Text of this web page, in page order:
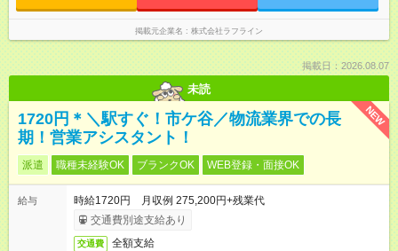
掲載元企業名 株式会社ラフライン
掲載日：2026.08.07
未読
NEW
1720円＊＼駅すぐ！市ケ谷／物流業界での長
期！営業アシスタント！
派遣 職種未経験OK ブランクOK WEB登録・面接OK
給与
時給1720円 月収例 275,200円+残業代
交通費別途支給あり
交通費 全額支給